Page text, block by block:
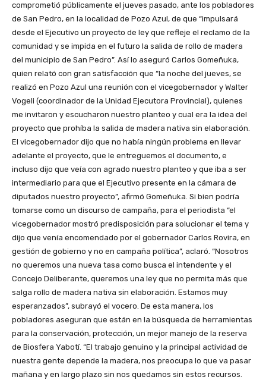
comprometió públicamente el jueves pasado, ante los pobladores
de San Pedro, en la localidad de Pozo Azul, de que “impulsará
desde el Ejecutivo un proyecto de ley que refleje el reclamo de la
comunidad y se impida en el futuro la salida de rollo de madera
del municipio de San Pedro”. Así lo aseguró Carlos Gomeñuka,
quien relató con gran satisfacción que “la noche del jueves, se
realizó en Pozo Azul una reunión con el vicegobernador y Walter
Vogeli (coordinador de la Unidad Ejecutora Provincial), quienes
me invitaron y escucharon nuestro planteo y cual era la idea del
proyecto que prohíba la salida de madera nativa sin elaboración.
El vicegobernador dijo que no había ningún problema en llevar
adelante el proyecto, que le entreguemos el documento, e
incluso dijo que veía con agrado nuestro planteo y que iba a ser
intermediario para que el Ejecutivo presente en la cámara de
diputados nuestro proyecto”, afirmó Gomeñuka. Si bien podría
tomarse como un discurso de campaña, para el periodista “el
vicegobernador mostró predisposición para solucionar el tema y
dijo que venía encomendado por el gobernador Carlos Rovira, en
gestión de gobierno y no en campaña política”, aclaró. “Nosotros
no queremos una nueva tasa como busca el intendente y el
Concejo Deliberante, queremos una ley que no permita más que
salga rollo de madera nativa sin elaboración. Estamos muy
esperanzados”, subrayó el vocero. De esta manera, los
pobladores aseguran que están en la búsqueda de herramientas
para la conservación, protección, un mejor manejo de la reserva
de Biosfera Yabotí. “El trabajo genuino y la principal actividad de
nuestra gente depende la madera, nos preocupa lo que va pasar
mañana y en largo plazo sin nos quedamos sin estos recursos.